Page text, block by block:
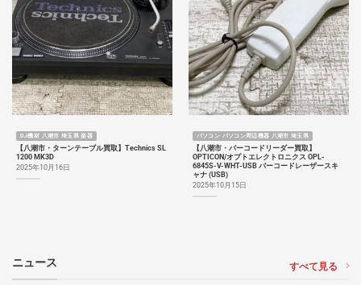
DJ機材 八潮市 埼玉県 楽器
【八潮市・ターンテーブル買取】Technics SL
1200 MK3D
2025年10月16日
パソコン パソコン周辺機器 八潮市 埼玉県
【八潮市・バーコードリーダー買取】
OPTICON/オプトエレクトロニクス OPL-
6845S-V-WHT-USB バーコードレーザースキ
ャナ (USB)
2025年10月15日
ニュース すべて見る